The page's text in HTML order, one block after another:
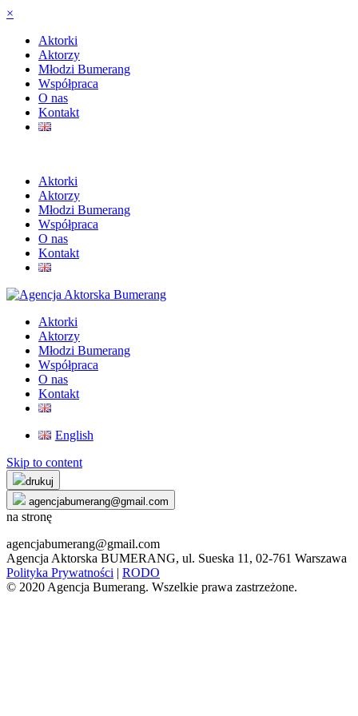
×
Aktorki
Aktorzy
Młodzi Bumerang
Współpraca
O nas
Kontakt
Aktorki
Aktorzy
Młodzi Bumerang
Współpraca
O nas
Kontakt
Aktorki
Aktorzy
Młodzi Bumerang
Współpraca
O nas
Kontakt
English
Skip to content
drukuj
agencjabumerang@gmail.com
na stronę
agencjabumerang@gmail.com
Agencja Aktorska BUMERANG, ul. Sueska 11, 02-761 Warszawa
Polityka Prywatności | RODO
© 2020 Agencja Bumerang. Wszelkie prawa zastrzeżone.